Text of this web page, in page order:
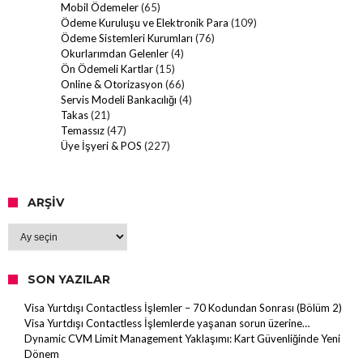
Mobil Ödemeler(65)
Ödeme Kuruluşu ve Elektronik Para (109)
Ödeme Sistemleri Kurumları (76)
Okurlarımdan Gelenler(4)
Ön Ödemeli Kartlar(15)
Online & Otorizasyon (66)
Servis Modeli Bankacılığı (4)
Takas(21)
Temassız(47)
Üye İşyeri & POS (227)
ARŞIV
SON YAZILAR
Visa Yurtdışı Contactless İşlemler – 70 Kodundan Sonrası (Bölüm 2)
Visa Yurtdışı Contactless İşlemlerde yaşanan sorun üzerine…
Dynamic CVM Limit Management Yaklaşımı: Kart Güvenliğinde Yeni
Dönem